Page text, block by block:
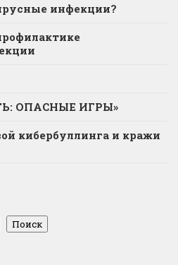
инфекции?
ОПАСНЫЕ ИГРЫ»
кибербуллинга и кражи
Поиск